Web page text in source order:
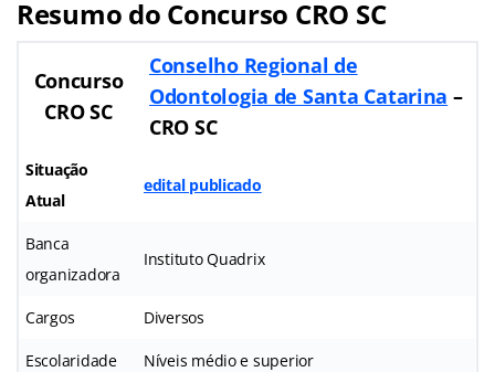
Resumo do Concurso CRO SC
Concurso
CRO SC
Conselho Regional de
Odontologia de Santa Catarina –
CRO SC
Situação
Atual
edital publicado
Banca
organizadora
Instituto Quadrix
Cargos Diversos
Escolaridade Níveis médio e superior